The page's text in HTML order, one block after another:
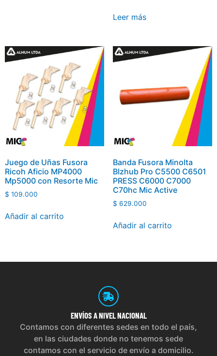
Leer más
Juego de Uñas Fusora
Ricoh Aficio MP4000
Mp5000 con Resorte Mic
$ 109.000
Añadir al carrito
Banda Fusora Minolta
BIzhub Pro C5500 C6501
PRESS C6000 C7000
C70hc Mic Active
$ 629.000
Añadir al carrito
ENVÍOS A NIVEL NACIONAL
Contamos con diferentes sedes en todo el país,
en las ciudades donde no tenemos sede
contamos con el servicio de envío a domicilio.